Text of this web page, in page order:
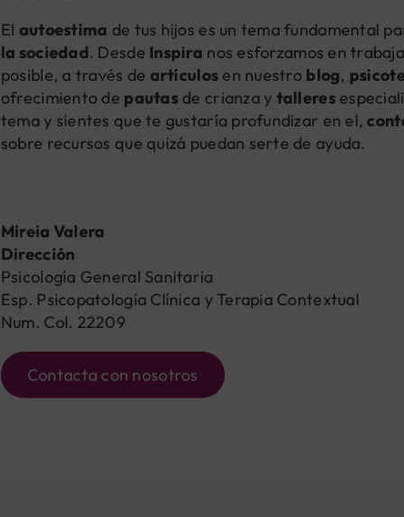
El autoestima de tus hijos es un tema fundamental
la sociedad. Desde Inspira nos esforzamos en
posible, a través de artículos en nuestro blog,
ofrecimiento de pautasde crianza y talleres
tema y sientes que te gustaría profundizar en el,
sobre recursos que quizá puedan serte de ayuda.
Mireia Valera
Dirección
Psicología General Sanitaria
Esp. Psicopatología Clínica y Terapia Contextual
Num. Col. 22209
Contacta con nosotros